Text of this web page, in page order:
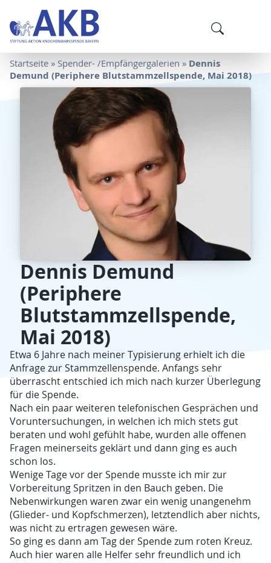
Startseite » Spender- /Empfängergalerien » Dennis
Demund (Periphere Blutstammzellspende, Mai 2018)
Dennis Demund
(Periphere
Blutstammzellspende,
Mai 2018)
Etwa 6 Jahre nach meiner Typisierung erhielt ich die
Anfrage zur Stammzellenspende. Anfangs sehr
überrascht entschied ich mich nach kurzer Überlegung
für die Spende.
Nach ein paar weiteren telefonischen Gesprächen und
Voruntersuchungen, in welchen ich mich stets gut
beraten und wohl gefühlt habe, wurden alle offenen
Fragen meinerseits geklärt und dann ging es auch
schon los.
Wenige Tage vor der Spende musste ich mir zur
Vorbereitung Spritzen in den Bauch geben. Die
Nebenwirkungen waren zwar ein wenig unangenehm
(Glieder- und Kopfschmerzen), letztendlich aber nichts,
was nicht zu ertragen gewesen wäre.
So ging es dann am Tag der Spende zum roten Kreuz.
Auch hier waren alle Helfer sehr freundlich und ich